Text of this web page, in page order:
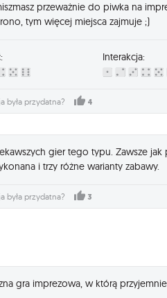
przeważnie do piwka na
tym więcej miejsca zajmuje ;)
Interakcja:
była przydatna? 4
gier tego typu. Zawsze
i trzy różne warianty zabawy.
była przydatna? 3
gra imprezowa, w którą